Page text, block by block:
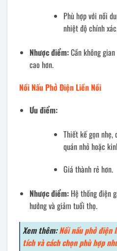
Phù hợp với nồi
nhiệt độ chính
Nhược điểm:Cần không
cao hơn.
Nồi Nấu Phở Điện Liền Nồi
Ưu điểm:
Thiết kế gọn nhẹ,
quán nhỏ hoặc
Giá thành rẻ hơn.
Nhược điểm:Hệ thống điện
hưởng và giảm tuổi thọ.
Xem thêm:Nồi nấu phở điện
tích và cách chọn phù hợp